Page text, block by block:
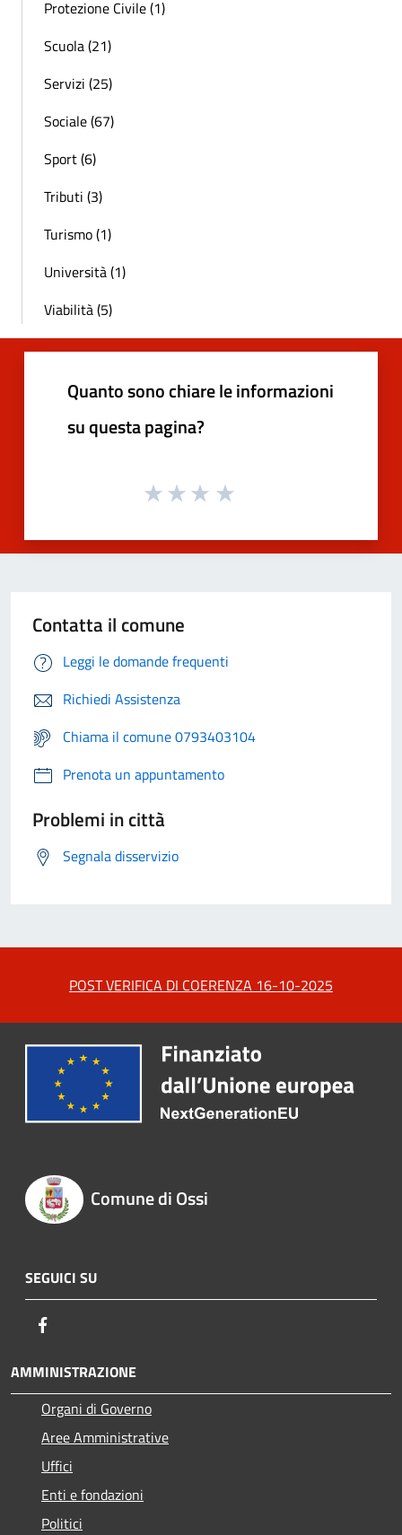
Protezione Civile (1)
Scuola (21)
Servizi (25)
Sociale (67)
Sport (6)
Tributi (3)
Turismo (1)
Università (1)
Viabilità (5)
Quanto sono chiare le informazioni
su questa pagina?
Contatta il comune
Leggi le domande frequenti
Richiedi Assistenza
Chiama il comune 0793403104
Prenota un appuntamento
Problemi in città
Segnala disservizio
POST VERIFICA DI COERENZA 16-10-2025
Comune di Ossi
SEGUICI SU
AMMINISTRAZIONE
Organi di Governo
Aree Amministrative
Uffici
Enti e fondazioni
Politici